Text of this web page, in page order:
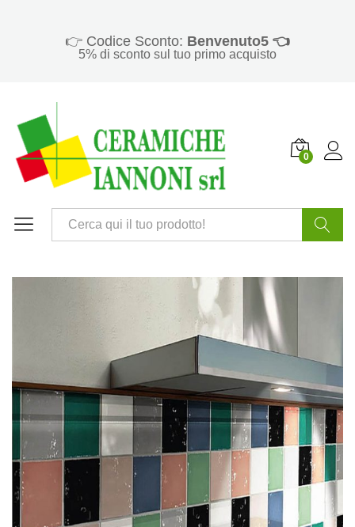
👉 Codice Sconto: Benvenuto5 👈
5% di sconto sul tuo primo acquisto
0